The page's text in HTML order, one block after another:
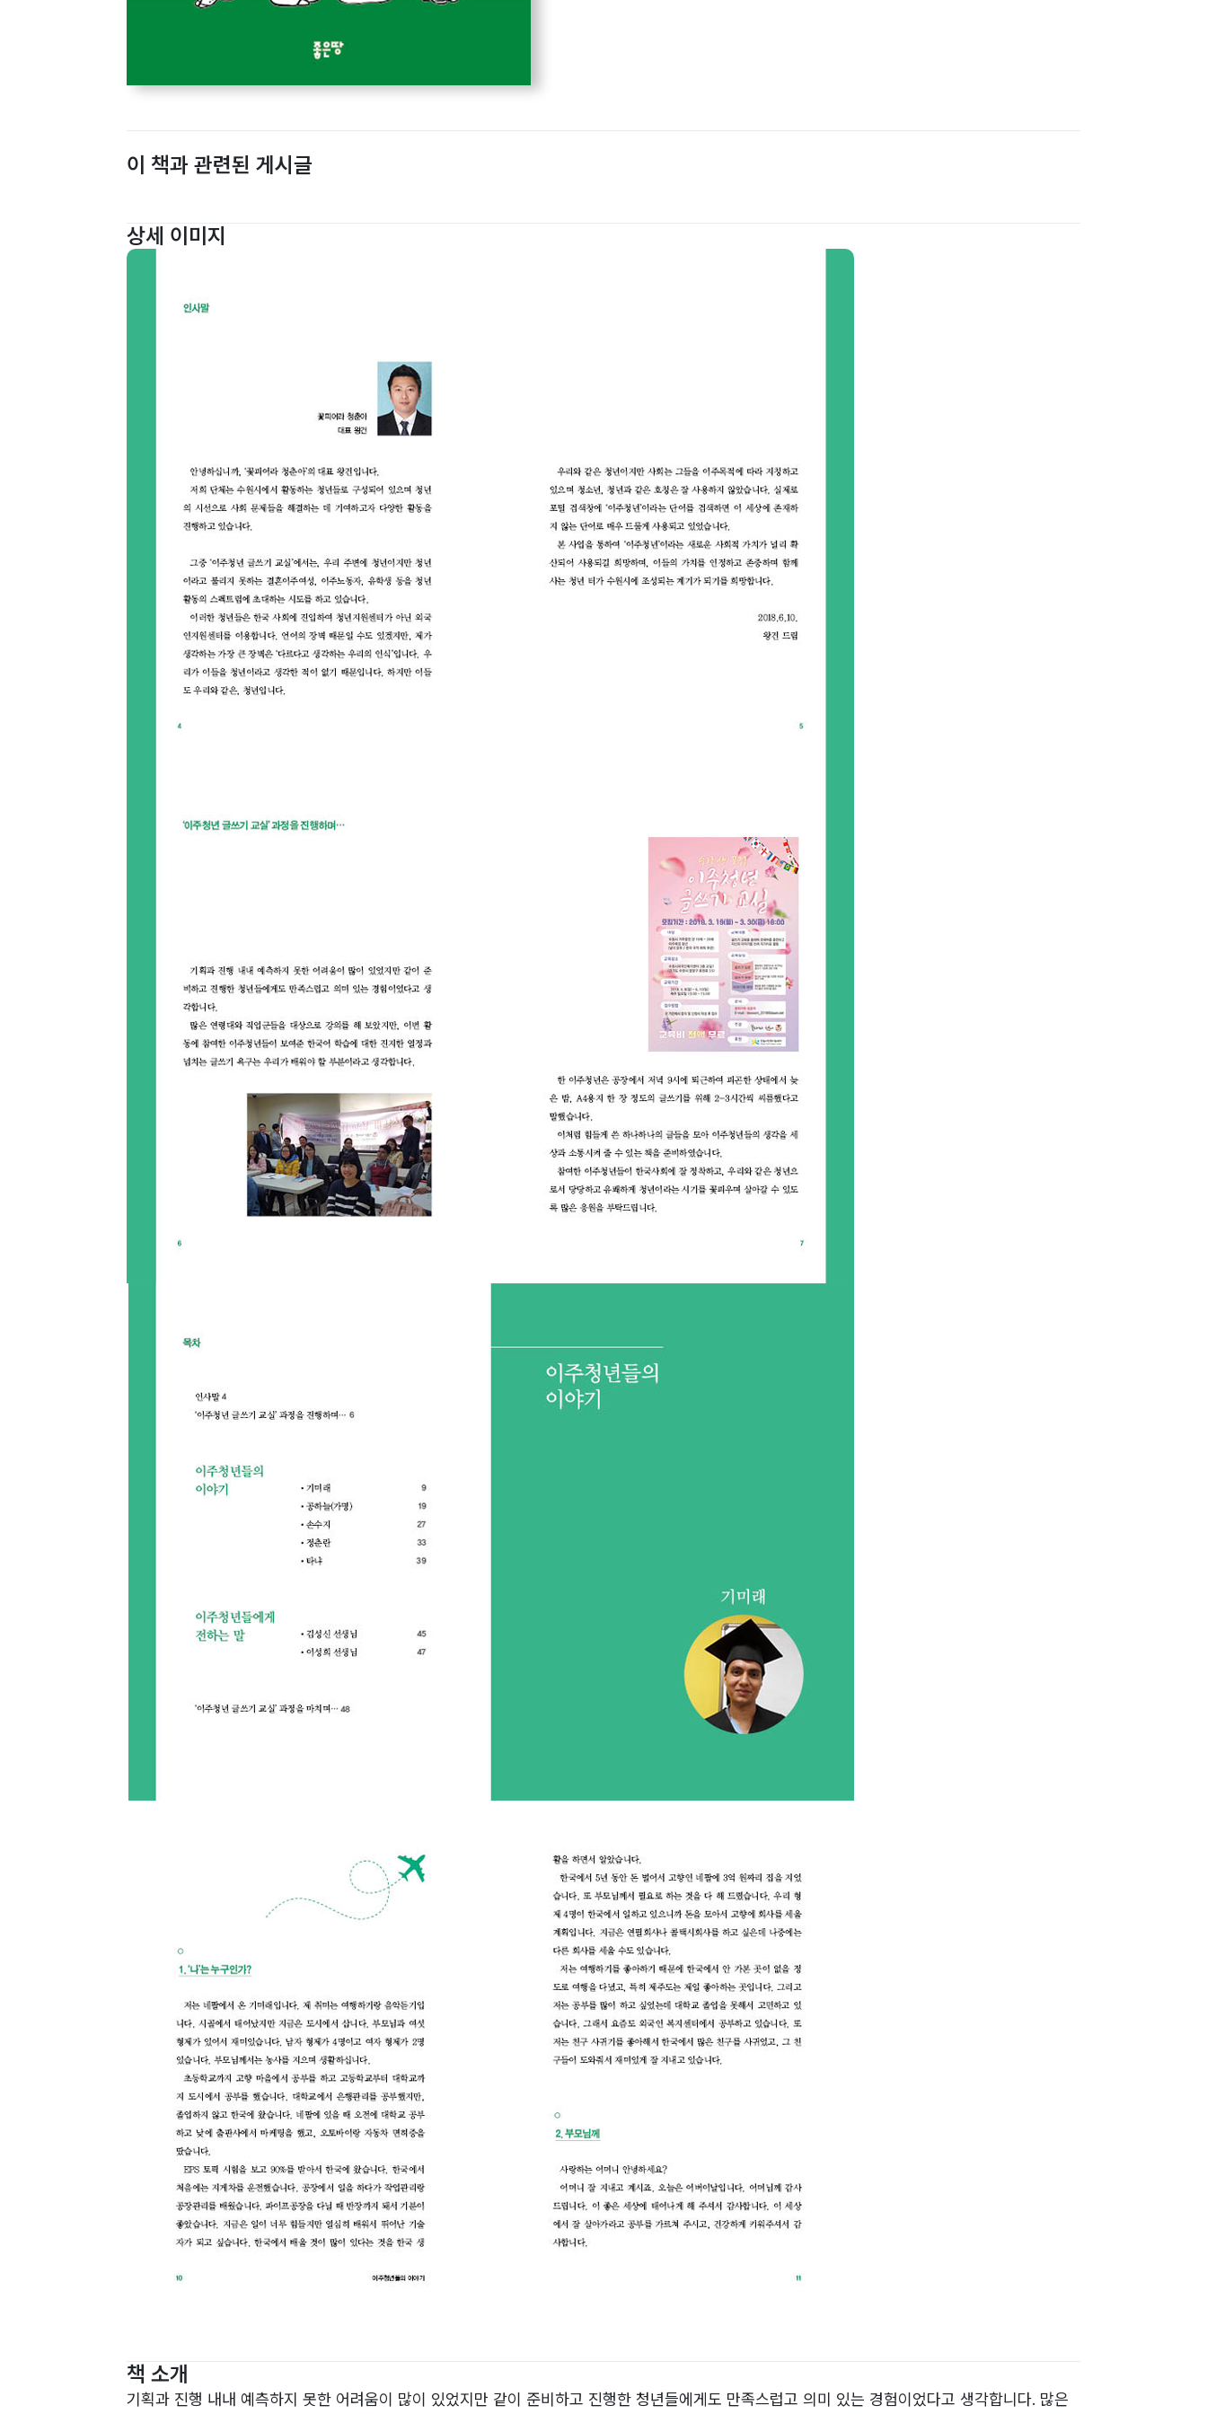
이 책과 관련된 게시글
상세 이미지
책 소개
기획과 진행 내내 예측하지 못한 어려움이 많이 있었지만 같이 준비하고 진행한 청년들에게도 만족스럽고 의미 있는 경험이었다고 생각합니다. 많은